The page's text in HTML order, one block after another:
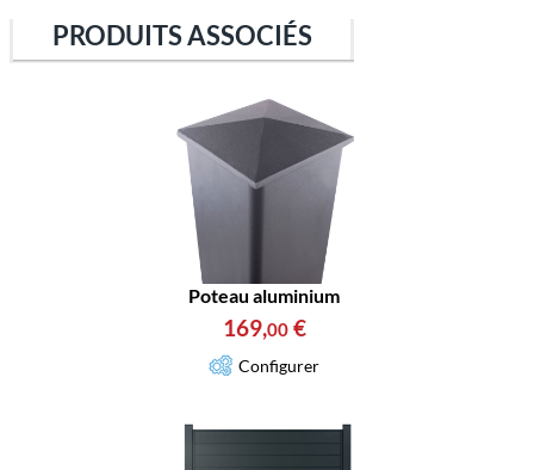
PRODUITS ASSOCIÉS
Poteau aluminium
169,00 €
Configurer